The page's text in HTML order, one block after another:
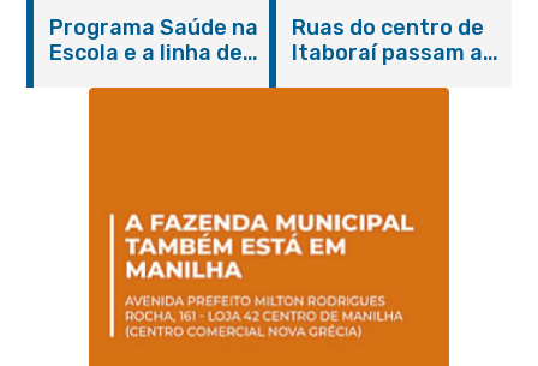
serviços gratuitos e
orientações
Programa Saúde na
Escola e a linha de
Magalhães Seabra
Ruas do centro de
Itaboraí passam a